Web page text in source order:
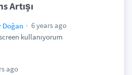
Artışı
Doğan
6 years ago
kullanıyorum
ago